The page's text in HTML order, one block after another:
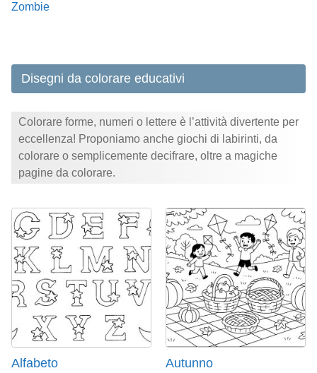
Zombie
Disegni da colorare educativi
Colorare forme, numeri o lettere è l’attività divertente per
eccellenza! Proponiamo anche giochi di labirinti, da
colorare o semplicemente decifrare, oltre a magiche
pagine da colorare.
Alfabeto Autunno